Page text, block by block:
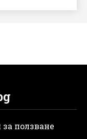
ползване